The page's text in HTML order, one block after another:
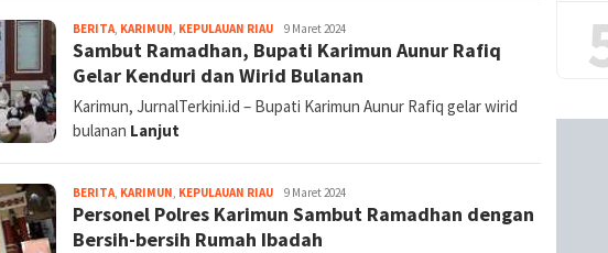
BERITA, KARIMUN, KEPULAUAN RIAUjurnal
9 Maret 2024
Sambut Ramadhan, Bupati Karimun Aunur Rafiq
Gelar Kenduri dan Wirid Bulanan
Karimun, JurnalTerkini.id – Bupati Karimun Aunur Rafiq gelar wirid
bulanan Lanjut
BERITA, KARIMUN, KEPULAUAN RIAUjurnal
9 Maret 2024
Personel Polres Karimun Sambut Ramadhan dengan
Bersih-bersih Rumah Ibadah